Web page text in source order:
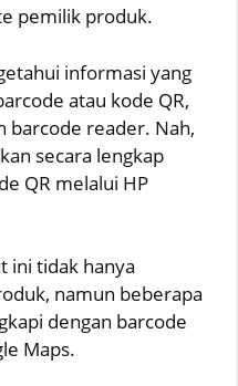
pemilik produk.
informasi yang
atau kode QR,
barcode reader. Nah,
secara lengkap
QR melalui HP
ini tidak hanya
namun beberapa
dengan barcode
Maps.